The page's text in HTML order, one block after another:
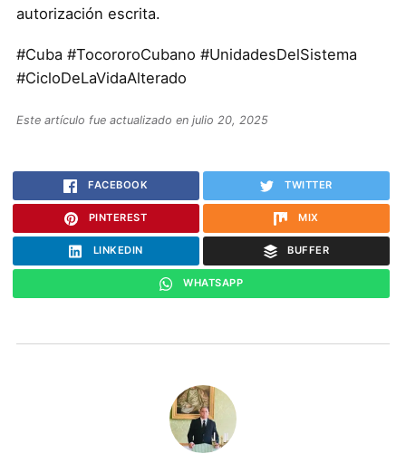
autorización escrita.
#Cuba #TocororoCubano #UnidadesDelSistema
#CicloDeLaVidaAlterado
Este artículo fue actualizado en julio 20, 2025
FACEBOOK TWITTER
PINTEREST MIX
LINKEDIN BUFFER
WHATSAPP